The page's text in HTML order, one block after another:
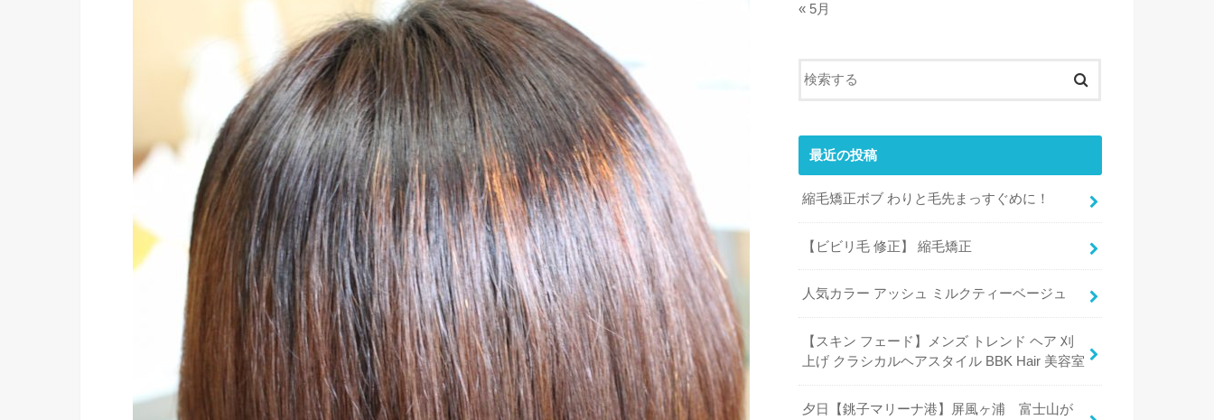
« 5月
最近の投稿
縮毛矯正ボブ わりと毛先まっすぐめに！
【ビビリ毛 修正】 縮毛矯正
人気カラー アッシュ ミルクティーベージュ
【スキン フェード】メンズ トレンド ヘア 刈
上げ クラシカルヘアスタイル BBK Hair 美容室
夕日【銚子マリーナ港】屏風ヶ浦 富士山が